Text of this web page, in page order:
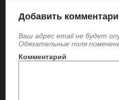
Добавить
Ваш адрес email не будет
Обязательные поля
Комментарий